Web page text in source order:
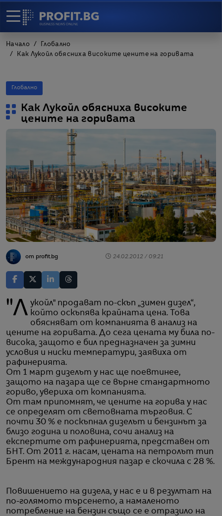
Начало
Глобално
Как Лукойл обясниха високите цените на горивата
Глобално
Как Лукойл обясниха високите
цените на горивата
от profit.bg 24.02.2012 / 09:21
"Лукойл" продават по-скъп „зимен дизел“, който оскъпява крайната цена. Това
обясняват от компанията в анализ на
цените на горивата. До сега цената му била по-
висока, защото е бил предназначен за зимни
условия и ниски температури, заявиха от
рафинерията.
От 1 март дизелът у нас ще поевтинее,
защото на пазара ще се върне стандартното
гориво, увериха от компанията.
От там припомнят, че цените на горива у нас
се определят от световната търговия. С
почти 30 % е поскъпнал дизелът и бензинът за
близо година и половина, сочи анализ на
експертите от рафинерията, представен от
БНТ. От 2011 г. насам, цената на петролът тип
Брент на международния пазар е скочила с 28 %.
Повишението на дизела, у нас е и в резултат на
по-голямото търсенето, а намаленото
потребление на бензин също се е отразило на